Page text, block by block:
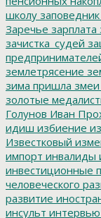
школу
Заречье зарплата
зачистка_судей
землетрясение
зима пришла змеи
золотые
Голунов Иван
идиш избиение
Известковый
импорт инвалиды
инвестиционные
человеческого
развитие
инсульт интервью